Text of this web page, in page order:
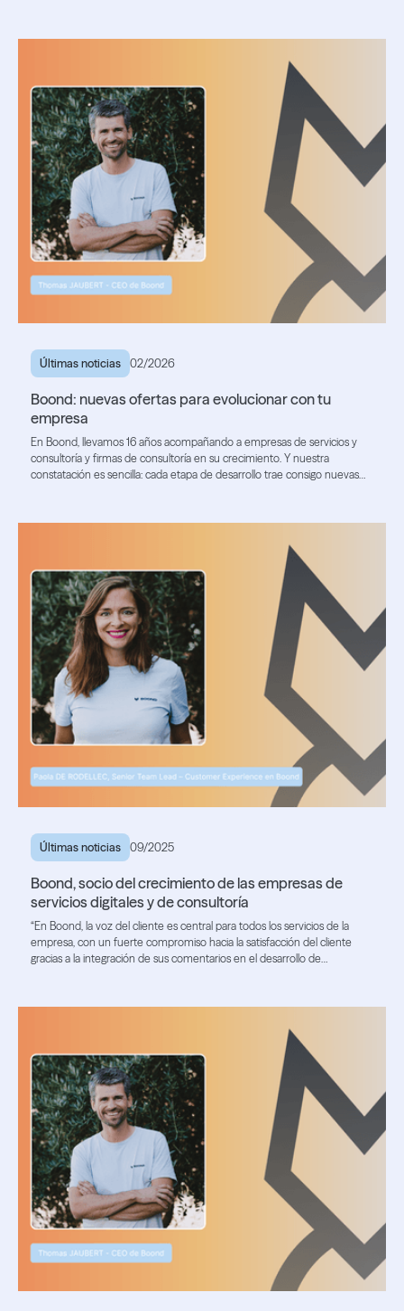
Últimas noticias 02/2026
Boond: nuevas ofertas para evolucionar con tu
empresa
En Boond, llevamos 16 años acompañando a empresas de servicios y
consultoría y firmas de consultoría en su crecimiento. Y nuestra
constatación es sencilla: cada etapa de desarrollo trae consigo nuevas
Últimas noticias 09/2025
Boond, socio del crecimiento de las empresas de
servicios digitales y de consultoría
“En Boond, la voz del cliente es central para todos los servicios de la
empresa, con un fuerte compromiso hacia la satisfacción del cliente
gracias a la integración de sus comentarios en el desarrollo de